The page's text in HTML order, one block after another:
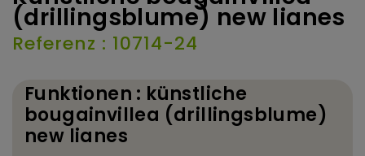
(drillingsblume) new lianes
Referenz : 10714-24
Funktionen : künstliche
bougainvillea (drillingsblume)
new lianes